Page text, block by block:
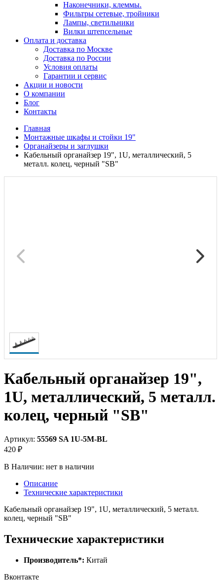
Наконечники, клеммы.
Фильтры сетевые, тройники
Лампы, светильники
Вилки штепсельные
Оплата и доставка
Доставка по Москве
Доставка по России
Условия оплаты
Гарантии и сервис
Акции и новости
О компании
Блог
Контакты
Главная
Монтажные шкафы и стойки 19"
Органайзеры и заглушки
Кабельный органайзер 19", 1U, металлический, 5
металл. колец, черный "SB"
Кабельный органайзер 19",
1U, металлический, 5 металл.
колец, черный "SB"
Артикул: 55569 SA 1U-5M-BL
420 ₽
В Наличии: нет в наличии
Описание
Технические характеристики
Кабельный органайзер 19", 1U, металлический, 5 металл.
колец, черный "SB"
Технические характеристики
Производитель*: Китай
Вконтакте